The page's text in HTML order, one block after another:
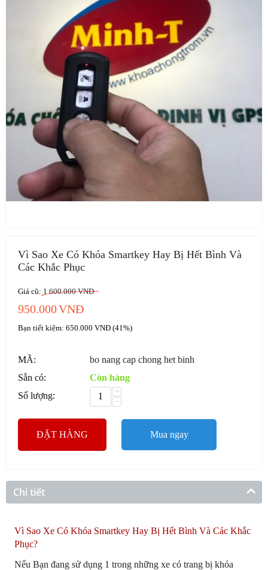
Vì Sao Xe Có Khóa Smartkey Hay Bị Hết Bình Và
Các Khắc Phục
Giá cũ: 1.600.000 VNĐ
950.000VNĐ
Bạn tiết kiệm: 650.000 VNĐ (41 %)
MÃ:
bo nang cap chong het binh
Sẵn có:
Còn hàng
Số lượng:
+
−
ĐẶT HÀNG Mua ngay
Chi tiết
Vì Sao Xe Có Khóa Smartkey Hay Bị Hết Bình Và Các Khắc
Phục?
Nếu Bạn đang sử dụng 1 trong những xe có trang bị khóa